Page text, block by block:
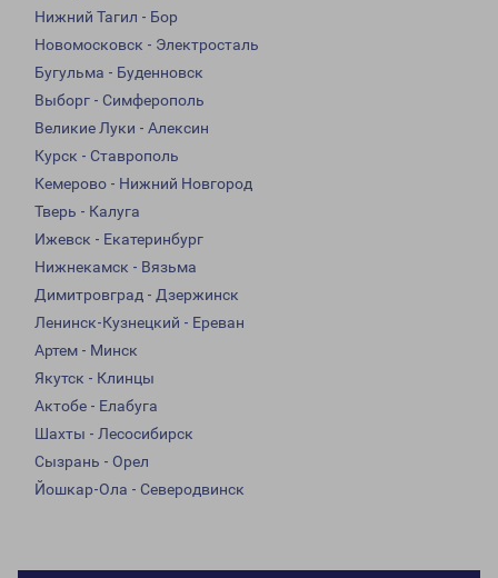
Нижний Тагил - Бор
Новомосковск - Электросталь
Бугульма - Буденновск
Выборг - Симферополь
Великие Луки - Алексин
Курск - Ставрополь
Кемерово - Нижний Новгород
Тверь - Калуга
Ижевск - Екатеринбург
Нижнекамск - Вязьма
Димитровград - Дзержинск
Ленинск-Кузнецкий - Ереван
Артем - Минск
Якутск - Клинцы
Актобе - Елабуга
Шахты - Лесосибирск
Сызрань - Орел
Йошкар-Ола - Северодвинск